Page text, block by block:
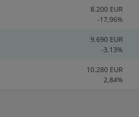
8.200 EUR
-17,96%
9.690 EUR
-3.13%
10.280 EUR
2,84%